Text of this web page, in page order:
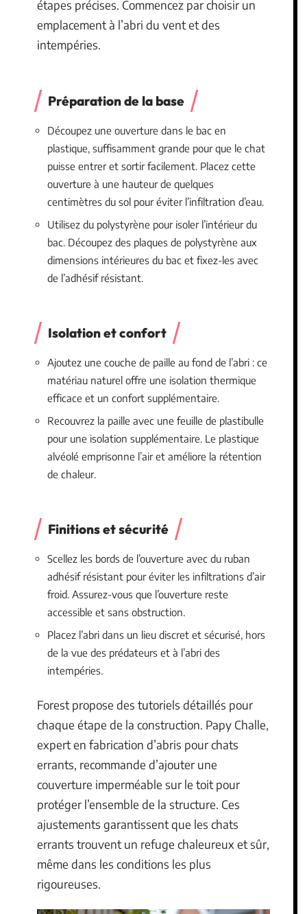
étapes précises. Commencez par choisir un
emplacement à l’abri du vent et des
intempéries.
Préparation de la base
Découpez une ouverture dans le bac en
plastique, suffisamment grande pour que le chat
puisse entrer et sortir facilement. Placez cette
ouverture à une hauteur de quelques
centimètres du sol pour éviter l’infiltration d’eau.
Utilisez du polystyrène pour isoler l’intérieur du
bac. Découpez des plaques de polystyrène aux
dimensions intérieures du bac et fixez-les avec
de l’adhésif résistant.
Isolation et confort
Ajoutez une couche de paille au fond de l’abri : ce
matériau naturel offre une isolation thermique
efficace et un confort supplémentaire.
Recouvrez la paille avec une feuille de plastibulle
pour une isolation supplémentaire. Le plastique
alvéolé emprisonne l’air et améliore la rétention
de chaleur.
Finitions et sécurité
Scellez les bords de l’ouverture avec du ruban
adhésif résistant pour éviter les infiltrations d’air
froid. Assurez-vous que l’ouverture reste
accessible et sans obstruction.
Placez l’abri dans un lieu discret et sécurisé, hors
de la vue des prédateurs et à l’abri des
intempéries.
Forest propose des tutoriels détaillés pour
chaque étape de la construction. Papy Challe,
expert en fabrication d’abris pour chats
errants, recommande d’ajouter une
couverture imperméable sur le toit pour
protéger l’ensemble de la structure. Ces
ajustements garantissent que les chats
errants trouvent un refuge chaleureux et sûr,
même dans les conditions les plus
rigoureuses.